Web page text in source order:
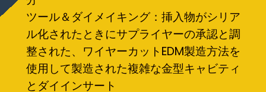
ツール＆ダイメイキング：挿入物がシリア
ル化されたときにサプライヤーの承認と調
整された、ワイヤーカットEDM製造方法を
使用して製造された複雑な金型キャビティ
とダイインサート